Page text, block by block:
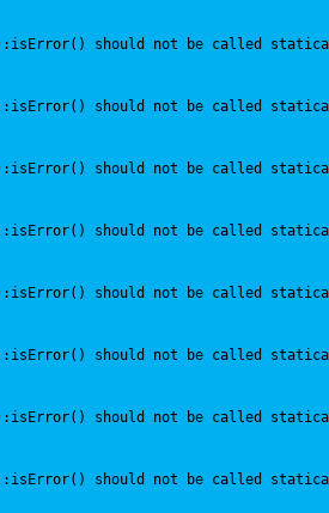
should not be called
should not be called
should not be called
should not be called
should not be called
should not be called
should not be called
should not be called